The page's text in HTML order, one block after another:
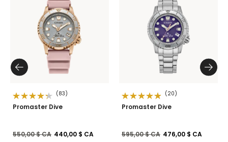
(83)
Promaster Dive
Prix réduit de
550,00 $ CAà440,00 $ CA
(20)
Promaster Dive
Prix réduit de
595,00 $ CAà476,00 $ CA